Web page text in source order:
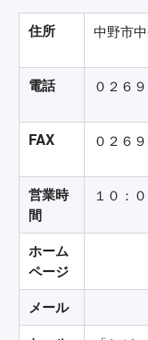
住所 中野市
電話 ０２６
FAX ０２６
営業時
間
１０：
ホーム
ページ
メール